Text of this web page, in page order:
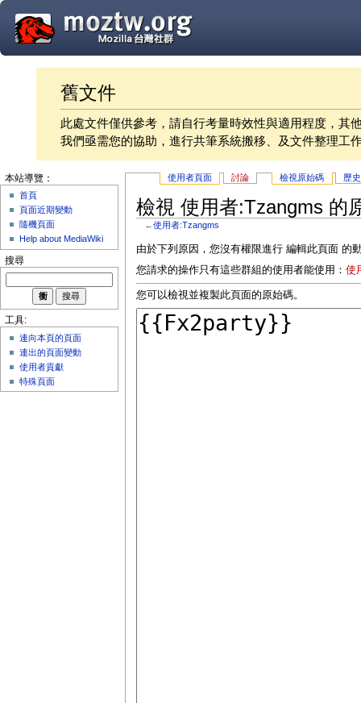
舊文件
此處文件僅供參考，請自行考量時效性與適用程度，其
我們亟需您的協助，進行共筆系統搬移、及文件整理工
使用者頁面 討論 檢視原始碼 歷
檢視 使用者:Tzangms 的
←使用者:Tzangms
由於下列原因，您沒有權限進行 編輯此頁面 的
您請求的操作只有這些群組的使用者能使用： 使
您可以檢視並複製此頁面的原始碼。
本站導覽：
首頁
頁面近期變動
隨機頁面
Help about MediaWiki
搜尋
工具:
連向本頁的頁面
連出的頁面變動
使用者貢獻
特殊頁面